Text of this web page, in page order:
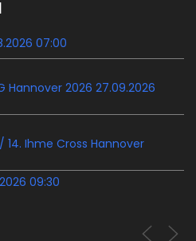
07:00
Hannover 2026 27.09.2026
14. Ihme Cross Hannover
09:30